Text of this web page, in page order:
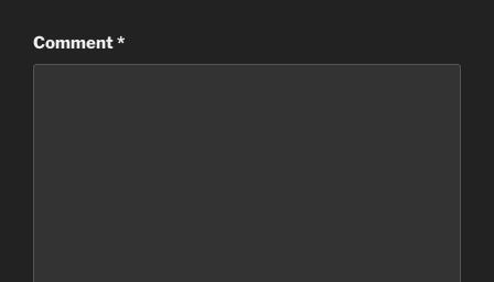
Comment*